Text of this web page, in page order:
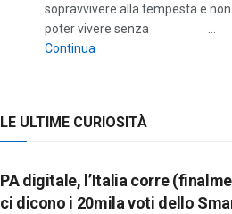
sopravvivere alla tempesta e non
poter vivere senza …
Continua
LE ULTIME CURIOSITÀ
PA digitale, l’Italia corre
ci dicono i 20mila voti dello